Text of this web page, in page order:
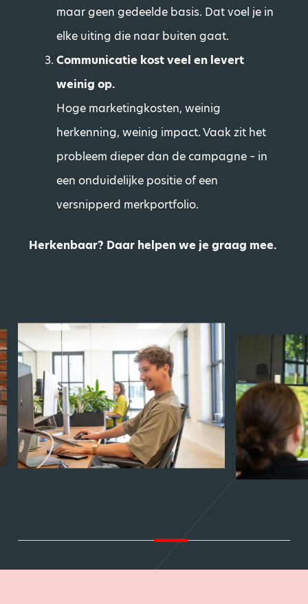
maar geen gedeelde basis. Dat voel je in
elke uiting die naar buiten gaat.
Communicatie kost veel en levert
weinig op.
Hoge marketingkosten, weinig
herkenning, weinig impact. Vaak zit het
probleem dieper dan de campagne – in
een onduidelijke positie of een
versnipperd merkportfolio.
Herkenbaar? Daar helpen we je graag mee.